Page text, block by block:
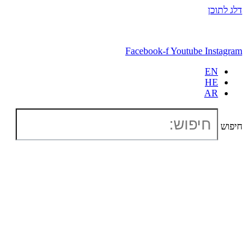
דלג לתוכן
Facebook-fYoutube Instagram
EN
HE
AR
חיפוש